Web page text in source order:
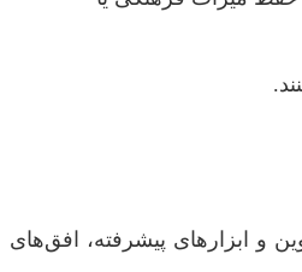
و ابزارهای پیشرفته، افق‌های